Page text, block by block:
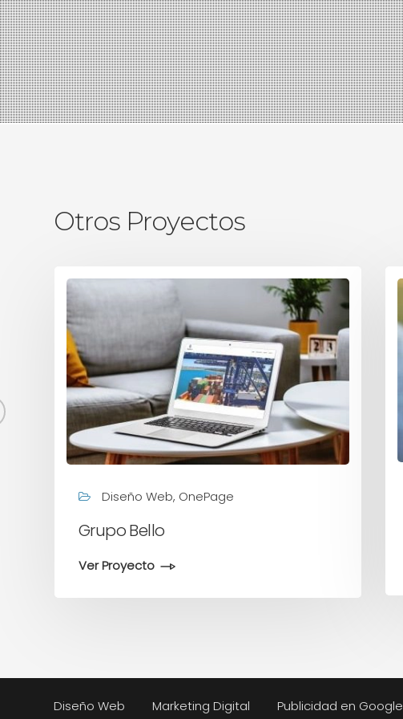
Otros Proyectos
Diseño Web, OnePage
Grupo Bello
Ver Proyecto
Diseño Web Marketing Digital Publicidad en Google